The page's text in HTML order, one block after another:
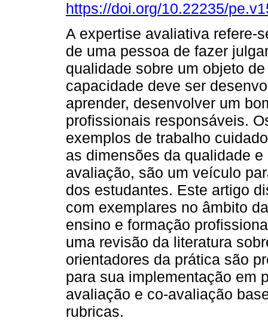
https://doi.org/10.22235/
A expertise avaliativa refere-
de uma pessoa de fazer
qualidade sobre um objeto
capacidade deve ser
aprender, desenvolver um
profissionais responsáveis.
exemplos de trabalho
as dimensões da qualidade
avaliação, são um veículo
dos estudantes. Este artigo
com exemplares no âmbito
ensino e formação
uma revisão da literatura
orientadores da prática são
para sua implementação em
avaliação e co-avaliação
rubricas.